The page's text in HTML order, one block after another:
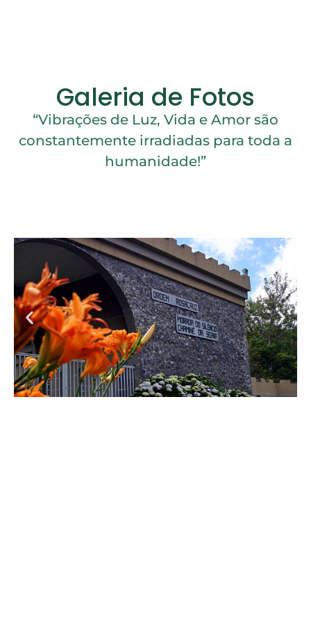
Galeria de Fotos
“Vibrações de Luz, Vida e Amor são
constantemente irradiadas para toda a
humanidade!”